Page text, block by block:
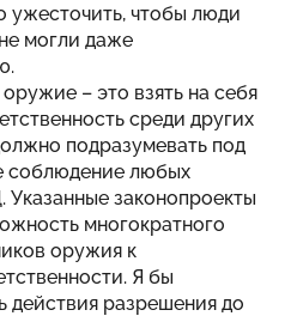
ужесточить, чтобы люди
могли даже
– это взять на себя
среди других
подразумевать под
соблюдение любых
законопроекты
многократного
оружия к
Я бы
действия разрешения до